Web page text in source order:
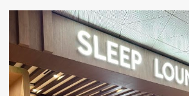
都会建议我不要上网买，为什么呢